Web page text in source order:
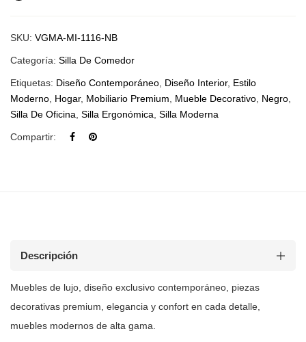
SKU: VGMA-MI-1116-NB
Categoría: Silla De Comedor
Etiquetas: Diseño Contemporáneo Diseño Interior, Estilo
Moderno Hogar, Mobiliario Premium Mueble Decorativo Negro
Silla De Oficina Silla Ergonómica Silla Moderna
Compartir:
Descripción
Muebles de lujo, diseño exclusivo contemporáneo, piezas
decorativas premium, elegancia y confort en cada detalle,
muebles modernos de alta gama.